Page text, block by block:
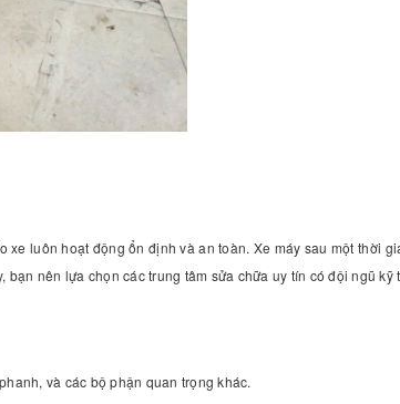
luôn hoạt động ổn định và an toàn. Xe máy sau một thời
nên lựa chọn các trung tâm sửa chữa uy tín có đội ngũ
và các bộ phận quan trọng khác.